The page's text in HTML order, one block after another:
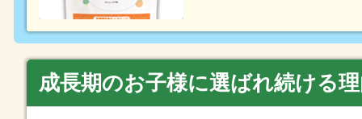
成長期のお子様に選ばれ続ける